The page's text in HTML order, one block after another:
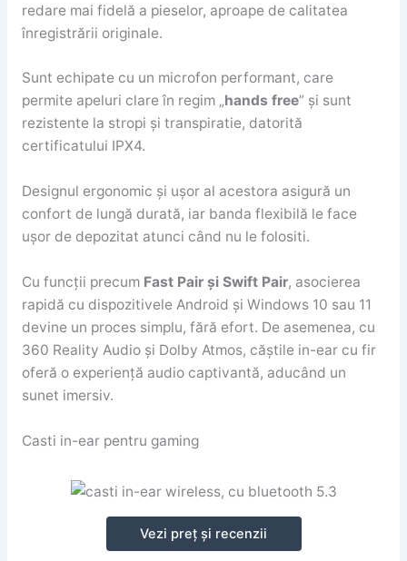
redare mai fidelă a pieselor, aproape de calitatea
înregistrării originale.
Sunt echipate cu un microfon performant, care
permite apeluri clare în regim „hands free” și sunt
rezistente la stropi și transpiratie, datorită
certificatului IPX4.
Designul ergonomic și ușor al acestora asigură un
confort de lungă durată, iar banda flexibilă le face
ușor de depozitat atunci când nu le folositi.
Cu funcții precum Fast Pair și Swift Pair, asocierea
rapidă cu dispozitivele Android și Windows 10 sau 11
devine un proces simplu, fără efort. De asemenea, cu
360 Reality Audio și Dolby Atmos, căștile in-ear cu fir
oferă o experiență audio captivantă, aducând un
sunet imersiv.
Casti in-ear pentru gaming
Vezi preț și recenzii